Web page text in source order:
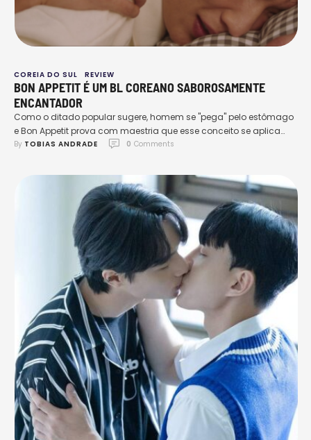
COREIA DO SUL REVIEW
BON APPETIT É UM BL COREANO SABOROSAMENTE
ENCANTADOR
Como o ditado popular sugere, homem se "pega" pelo estômago
e Bon Appetit prova com maestria que esse conceito se aplica
também aos dramas Boys Love. Com apenas 8 episódios, esta
Love Tractor, nos apresenta Bon Appetit, uma história que mescla
amor e comida, apresentando …
By TOBIAS ANDRADE 0 Comments